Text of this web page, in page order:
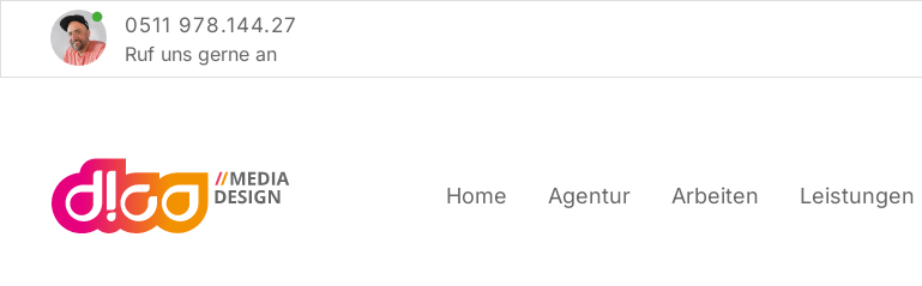
Inhalt
springen
0511 978.144.27
Ruf uns ger­ne an
Home Agen­tur Arbei­ten Leis­tun­gen